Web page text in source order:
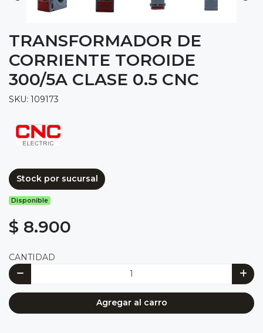
TRANSFORMADOR DE
CORRIENTE TOROIDE
300/5A CLASE 0.5 CNC
SKU: 109173
Stock por sucursal
Disponible
$ 8.900
CANTIDAD
Agregar al carro